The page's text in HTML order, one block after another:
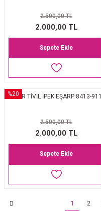
2.500,00 TL
2.000,00 TL
Sepete Ekle
%20
AKER TİVİL İPEK EŞARP 8413-911
2.500,00 TL
2.000,00 TL
Sepete Ekle
1 2